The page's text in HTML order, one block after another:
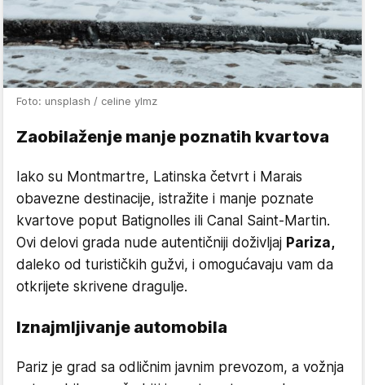
Foto: unsplash / celine ylmz
Zaobilaženje manje poznatih kvartova
Iako su Montmartre, Latinska četvrt i Marais
obavezne destinacije, istražite i manje poznate
kvartove poput Batignolles ili Canal Saint-Martin.
Ovi delovi grada nude autentičniji doživljaj Pariza,
daleko od turističkih gužvi, i omogućavaju vam da
otkrijete skrivene dragulje.
Iznajmljivanje automobila
Pariz je grad sa odličnim javnim prevozom, a vožnja